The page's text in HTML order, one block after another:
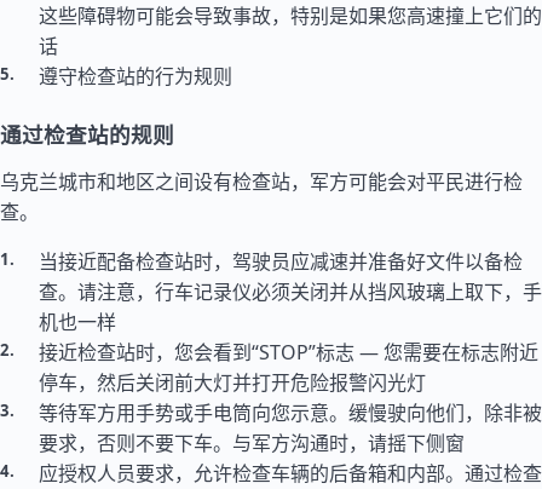
这些障碍物可能会导致事故，特别是如果您高速撞上它们的
话
遵守检查站的行为规则
通过检查站的规则
乌克兰城市和地区之间设有检查站，军方可能会对平民进行检
查。
当接近配备检查站时，驾驶员应减速并准备好文件以备检
查。请注意，行车记录仪必须关闭并从挡风玻璃上取下，手
机也一样
接近检查站时，您会看到“STOP”标志 — 您需要在标志附近
停车，然后关闭前大灯并打开危险报警闪光灯
等待军方用手势或手电筒向您示意。缓慢驶向他们，除非被
要求，否则不要下车。与军方沟通时，请摇下侧窗
应授权人员要求，允许检查车辆的后备箱和内部。通过检查